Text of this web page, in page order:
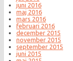
juni 2016
maj 2016
mars 2016
februari 2016
december 2015
november 2015
september 2015
juni 2015